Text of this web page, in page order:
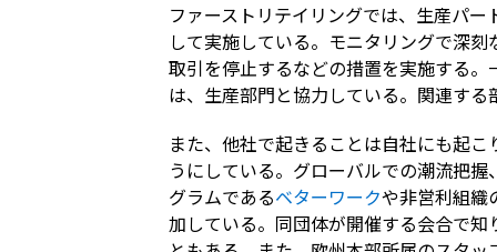
ファーストリテイリングでは、生産パ
して実施している。モニタリングで深
取引を停止するなどの措置を実施する
は、生産部門と協力している。関連す
また、他社で起きることは自社にも起
うにしている。グローバルでの潮流把
グラムであるベターワークや非営利組織
加している。同団体が開催する会合で